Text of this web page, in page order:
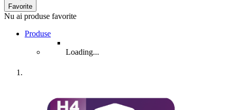
Favorite
Nu ai produse favorite
Produse
Loading...